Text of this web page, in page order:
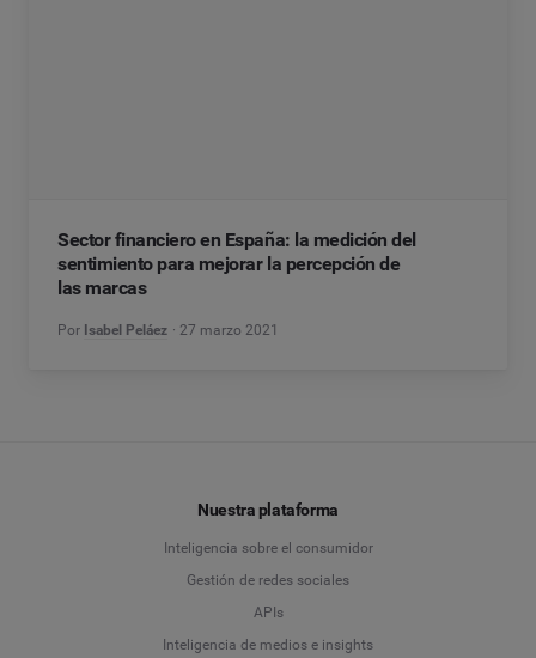
Sector financiero en España: la medición del
sentimiento para mejorar la percepción de
las marcas
Por Isabel Peláez 27 marzo 2021
Nuestra plataforma
Inteligencia sobre el consumidor
Gestión de redes sociales
APIs
Inteligencia de medios e insights